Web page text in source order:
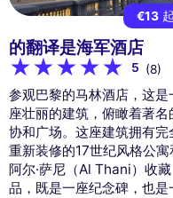
€13 起
的翻译是海军酒店
5 (8)
参观巴黎的马林酒店，这是
座壮丽的建筑，俯瞰着著名
协和广场。这座建筑拥有完
重新装修的17世纪风格公寓
阿尔·萨尼（Al Thani）收藏
品，既是一座纪念碑，也是